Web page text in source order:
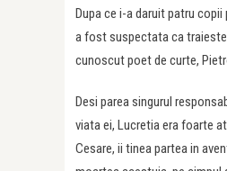
Dupa ce i-a daruit patru copii
a fost suspectata ca
cunoscut poet de curte,
Desi parea singurul
viata ei, Lucretia era foarte
Cesare, ii tinea partea in